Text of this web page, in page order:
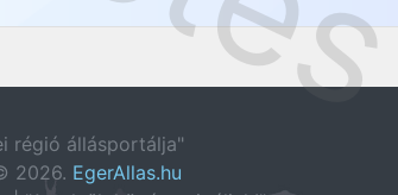
régió állásportálja"
2026. EgerAllas.hu